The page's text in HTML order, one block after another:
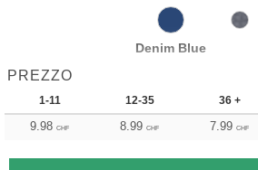
Denim Blue
PREZZO
1-11 12-35 36 +
9.98 CHF 8.99 CHF 7.99 CHF